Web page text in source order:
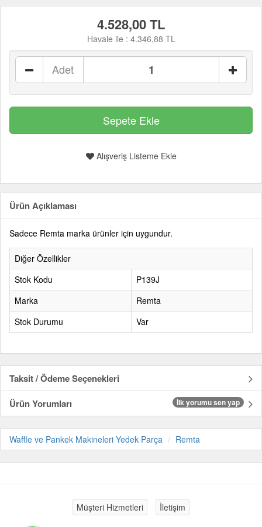
4.528,00 TL
Havale ile : 4.346,88 TL
Adet
Alışveriş Listeme Ekle
Ürün Açıklaması
Sadece Remta marka ürünler için uygundur.
Diğer Özellikler
Stok Kodu
P139J
Marka
Remta
Stok Durumu
Var
Taksit / Ödeme Seçenekleri
Ürün Yorumları
İlk yorumu sen yap
Waffle ve Pankek Makineleri Yedek Parça Remta
Müşteri Hizmetleri İletişim